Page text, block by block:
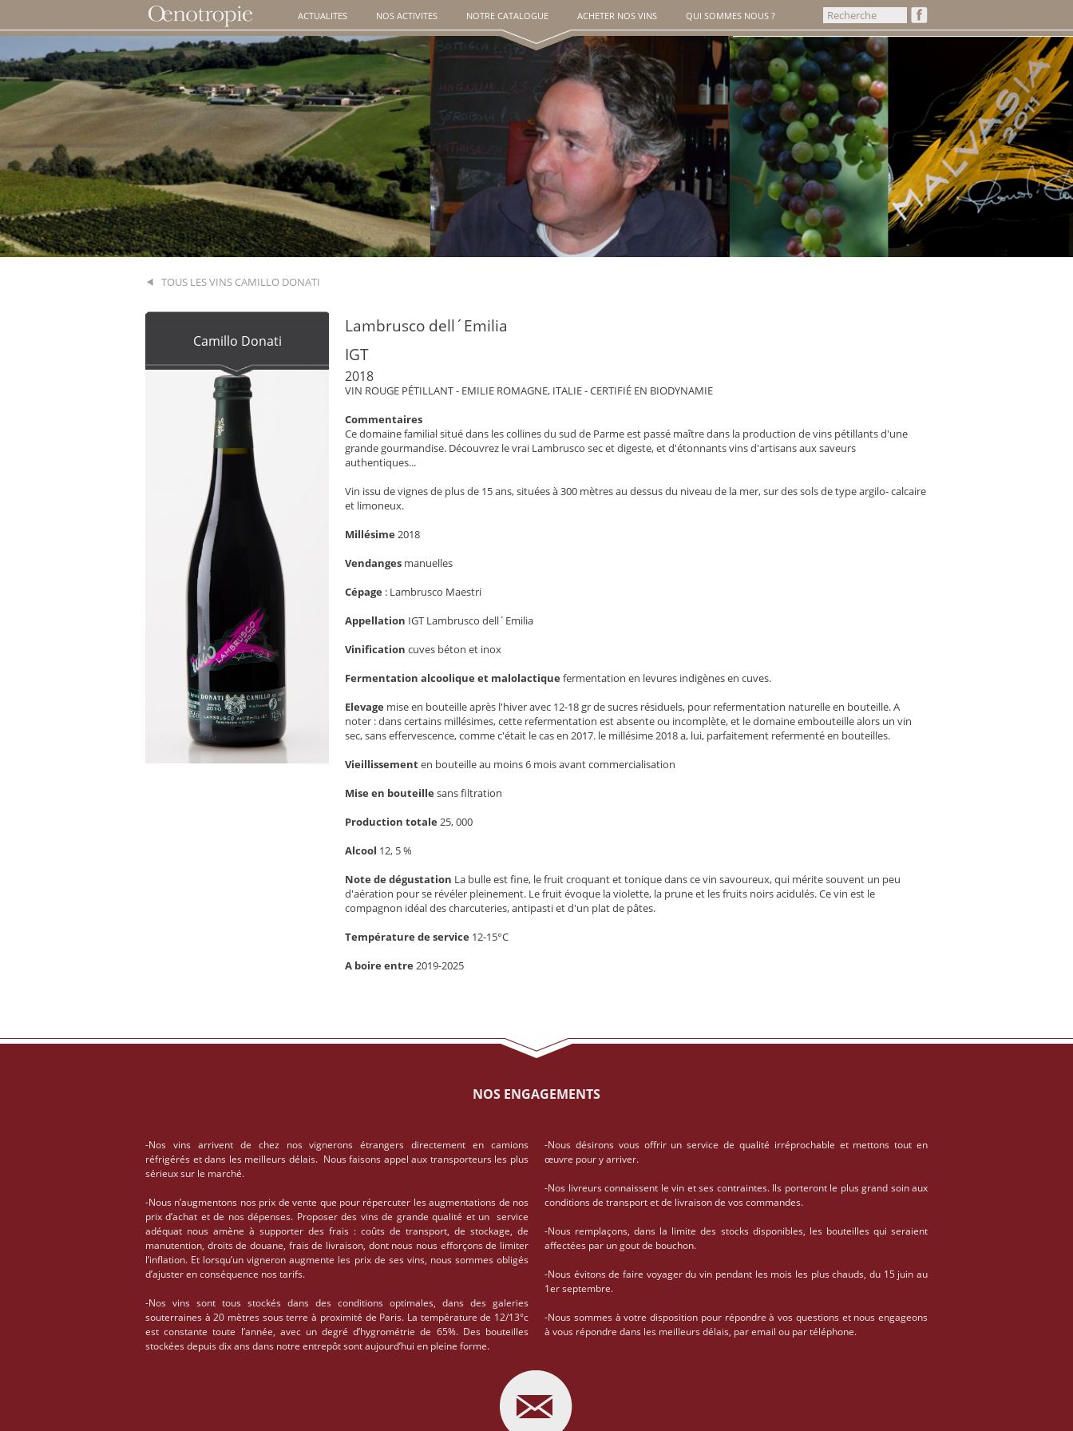
ACTUALITES NOS ACTIVITES NOTRE CATALOGUE ACHETER NOS VINS QUI SOMMES NOUS ?
TOUS LES VINS CAMILLO DONATI
Camillo Donati
Lambrusco dell´Emilia
IGT
2018
VIN ROUGE PÉTILLANT - EMILIE ROMAGNE, ITALIE - CERTIFIÉ EN BIODYNAMIE
Commentaires
Ce domaine familial situé dans les collines du sud de Parme est passé maître dans la production de vins pétillants d'une
grande gourmandise. Découvrez le vrai Lambrusco sec et digeste, et d'étonnants vins d'artisans aux saveurs
authentiques...
Vin issu de vignes de plus de 15 ans, situées à 300 mètres au dessus du niveau de la mer, sur des sols de type argilo- calcaire
et limoneux.
Millésime 2018
Vendanges manuelles
Cépage : Lambrusco Maestri
Appellation IGT Lambrusco dell´Emilia
Vinification cuves béton et inox
Fermentation alcoolique et malolactique fermentation en levures indigènes en cuves.
Elevage mise en bouteille après l'hiver avec 12-18 gr de sucres résiduels, pour refermentation naturelle en bouteille. A
noter : dans certains millésimes, cette refermentation est absente ou incomplète, et le domaine embouteille alors un vin
sec, sans effervescence, comme c'était le cas en 2017. le millésime 2018 a, lui, parfaitement refermenté en bouteilles.
Vieillissementen bouteille au moins 6 mois avant commercialisation
Mise en bouteille sans filtration
Production totale 25, 000
Alcool 12, 5 %
Note de dégustation La bulle est fine, le fruit croquant et tonique dans ce vin savoureux, qui mérite souvent un peu
d'aération pour se révéler pleinement. Le fruit évoque la violette, la prune et les fruits noirs acidulés. Ce vin est le
compagnon idéal des charcuteries, antipasti et d'un plat de pâtes.
Température de service 12-15°C
A boire entre 2019-2025
NOS ENGAGEMENTS
-Nos vins arrivent de chez nos vignerons étrangers directement en camions
réfrigérés et dans les meilleurs délais. Nous faisons appel aux transporteurs les plus
sérieux sur le marché.
-Nous n’augmentons nos prix de vente que pour répercuter les augmentations de nos
prix d’achat et de nos dépenses. Proposer des vins de grande qualité et un service
adéquat nous amène à supporter des frais : coûts de transport, de stockage, de
manutention, droits de douane, frais de livraison, dont nous nous efforçons de limiter
l’inflation. Et lorsqu’un vigneron augmente les prix de ses vins, nous sommes obligés
d’ajuster en conséquence nos tarifs.
-Nos vins sont tous stockés dans des conditions optimales, dans des galeries
souterraines à 20 mètres sous terre à proximité de Paris. La température de 12/13°c
est constante toute l’année, avec un degré d’hygrométrie de 65%. Des bouteilles
stockées depuis dix ans dans notre entrepôt sont aujourd’hui en pleine forme.
-Nous désirons vous offrir un service de qualité irréprochable et mettons tout en
œuvre pour y arriver.
-Nos livreurs connaissent le vin et ses contraintes. Ils porteront le plus grand soin aux
conditions de transport et de livraison de vos commandes.
-Nous remplaçons, dans la limite des stocks disponibles, les bouteilles qui seraient
affectées par un gout de bouchon.
-Nous évitons de faire voyager du vin pendant les mois les plus chauds, du 15 juin au
1er septembre.
-Nous sommes à votre disposition pour répondre à vos questions et nous engageons
à vous répondre dans les meilleurs délais, par email ou par téléphone.